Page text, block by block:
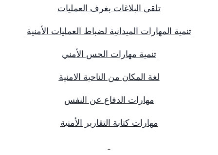
تلقى البلاغات بغرف العمليات
تنمية المهارات الميدانية لضباط العمليات الأمنية
تنمية مهارات الحس الأمني
لغة المكان من الناحية الامنية
مهارات الدفاع عن النفس
مهارات كتابة التقارير الأمنية